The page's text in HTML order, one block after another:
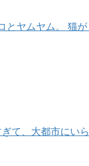
ヤムヤム。 猫
て、大都市にい